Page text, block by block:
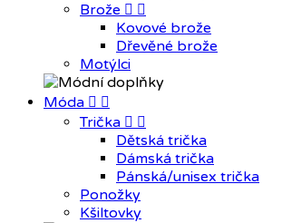
Brože  
Kovové brože
Dřevěné brože
Motýlci
Móda  
Trička  
Dětská trička
Dámská trička
Pánská/unisex trička
Ponožky
Kšiltovky